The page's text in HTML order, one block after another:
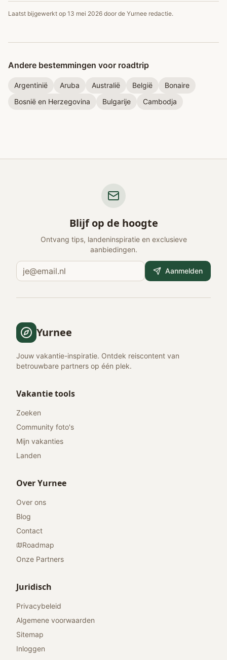
Laatst bijgewerkt op 13 mei 2026 door de Yurnee redactie.
Andere bestemmingen voor roadtrip
Argentinië Aruba Australië België
Bonaire
Bosnië en Herzegovina
Bulgarije Cambodja
Blijf op de hoogte
Ontvang tips, landeninspiratie en exclusieve
aanbiedingen.
Aanmelden
Yurnee
Jouw vakantie-inspiratie. Ontdek reiscontent van
betrouwbare partners op één plek.
Vakantie tools
Zoeken
Community foto's
Mijn vakanties
Landen
Over Yurnee
Over ons
Blog
Contact
Roadmap
Onze Partners
Juridisch
Privacybeleid
Algemene voorwaarden
Sitemap
Inloggen